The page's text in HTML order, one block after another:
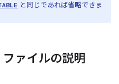
と同じであれば省略できま
ァイルの説明